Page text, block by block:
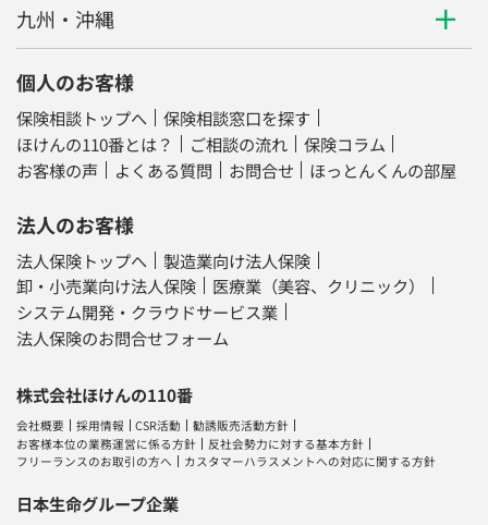
九州・沖縄
個人のお客様
保険相談トップへ
保険相談窓口を探す
ほけんの110番とは？
ご相談の流れ
保険コラム
お客様の声
よくある質問 お問合せ ほっとんくんの部屋
法人のお客様
法人保険トップへ
製造業向け法人保険
卸・小売業向け法人保険
医療業（美容、クリニック）
システム開発・クラウドサービス業
法人保険のお問合せフォーム
株式会社ほけんの110番
会社概要 採用情報 CSR活動
勧誘販売活動方針
お客様本位の業務運営に係る方針
反社会勢力に対する基本方針
フリーランスのお取引の方へ
カスタマーハラスメントへの対応に関する方針
日本生命グループ企業